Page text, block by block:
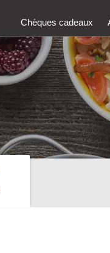
Chèques cadeaux